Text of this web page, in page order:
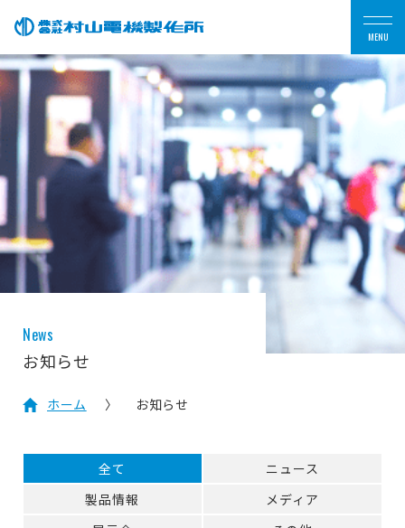
MENU
News
お知らせ
ホーム お知らせ
全て
ニュース
製品情報
メディア